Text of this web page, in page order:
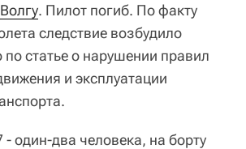
. Пилот погиб. По факту
следствие возбудило
по статье о нарушении правил
и эксплуатации
один-два человека, на борту